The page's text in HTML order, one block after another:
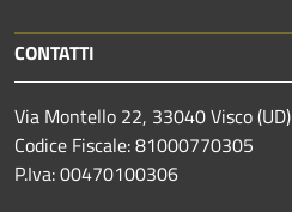
CONTATTI
Via Montello 22, 33040 Visco (UD)
Codice Fiscale: 81000770305
P.Iva: 00470100306